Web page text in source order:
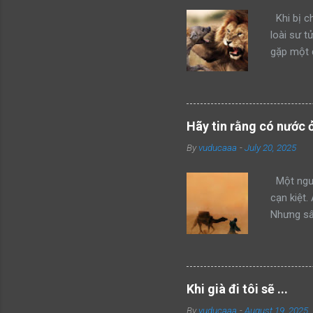
Khi bị
loài sư
gặp một
mình
hổ đang
bang
của
mon
Hãy tin rằng có nước
Byvuducaaa -July 20, 2025
Một
cạn kiệt.
Nhưng
đây,
cùng
lớn dần
sao túp
Khi già đi tôi sẽ ...
Byvuducaaa -August 19, 2025